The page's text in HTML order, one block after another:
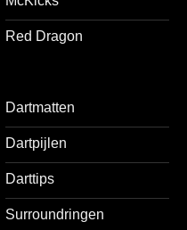
Red Dragon
Dartmatten
Dartpijlen
Darttips
Surroundringen